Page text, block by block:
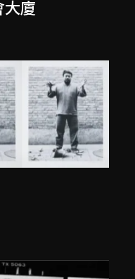
大廈